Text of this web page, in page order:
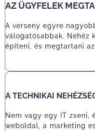
AZ ÜGYFELEK
A verseny egyre
válogatósabbak. Nehéz
építeni, és megtartani
A TECHNIKAI
Nem vagy egy IT zseni,
weboldal, a marketing